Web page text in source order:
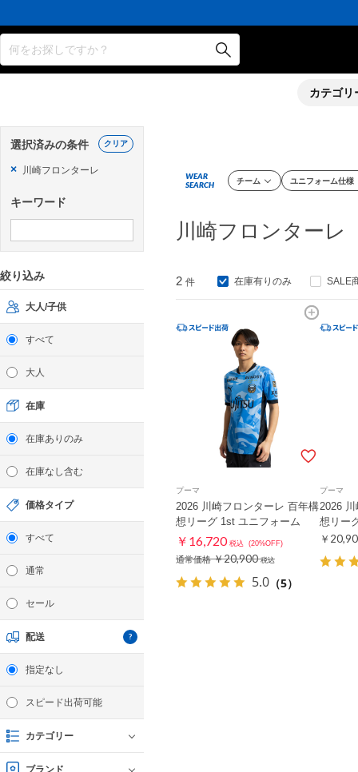
何をお探しですか？
カテゴリ
選択済みの条件
×
川崎フロンターレ
キーワード
クリア
絞り込み
大人/子供
すべて
大人
在庫
在庫ありのみ
在庫なし含む
価格タイプ
すべて
通常
セール
配送
指定なし
スピード出荷可能
カテゴリー
ブランド
WEAR
SEARCH
チーム ユニフォーム仕様
川崎フロンターレ
2 件 在庫有りのみ SALE
プーマ
2026 川崎フロンターレ 百年構
想リーグ 1st ユニフォーム
￥16,720 税込 (20%OFF)
通常価格￥20,900 税込
5.0 （5）
プーマ
2026
想リー
￥